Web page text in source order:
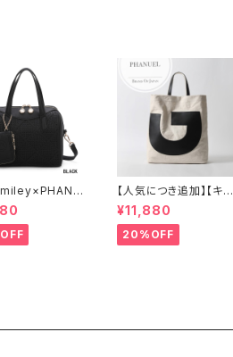
チ付き、ボスト
バッグ ショルダ
2WAY A893
【人気につき追加】【キャ
ンバス×牛革】A4 2way
肩がけ ショルダー 縦長
トートバッグ レディース
888389
¥11,880
20%OFF